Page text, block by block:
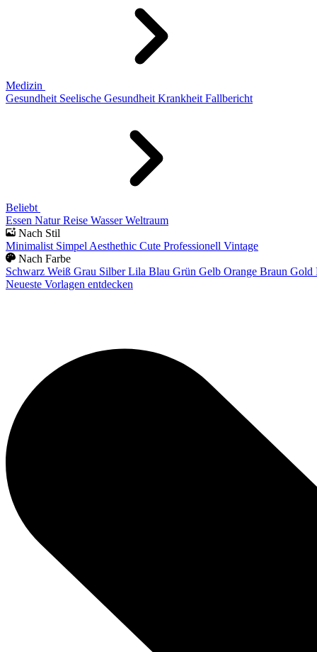
Medizin
Gesundheit Seelische Gesundheit Krankheit Fallbericht
Beliebt
Essen Natur Reise Wasser Weltraum
Nach Stil
Minimalist Simpel Aesthethic Cute Professionell Vintage
Nach Farbe
Schwarz Weiß Grau Silber Lila Blau Grün Gelb Orange Braun Gold
Neueste Vorlagen entdecken